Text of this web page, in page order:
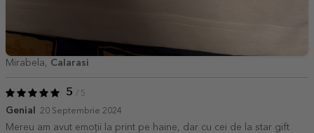
Mirabela, Calarasi
5 / 5
Genial 20 Septembrie 2024
Mereu am avut emoții la print pe haine, dar cu cei de la star gift